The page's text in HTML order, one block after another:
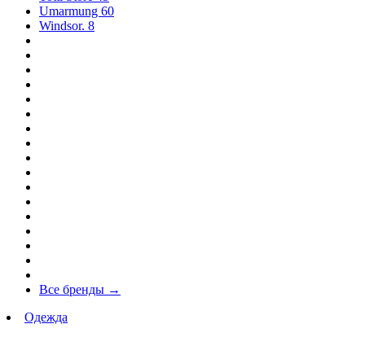
Umarmung 60
Windsor. 8
Все бренды →
Одежда